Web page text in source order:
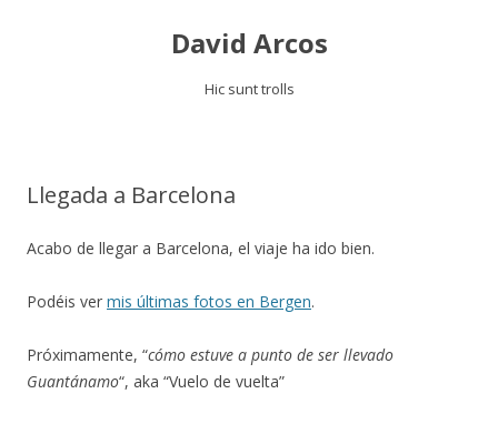
David Arcos
Hic sunt trolls
Llegada a Barcelona
Acabo de llegar a Barcelona, el viaje ha ido bien.
Podéis ver mis últimas fotos en Bergen.
Próximamente, “cómo estuve a punto de ser llevado
Guantánamo“, aka “Vuelo de vuelta”